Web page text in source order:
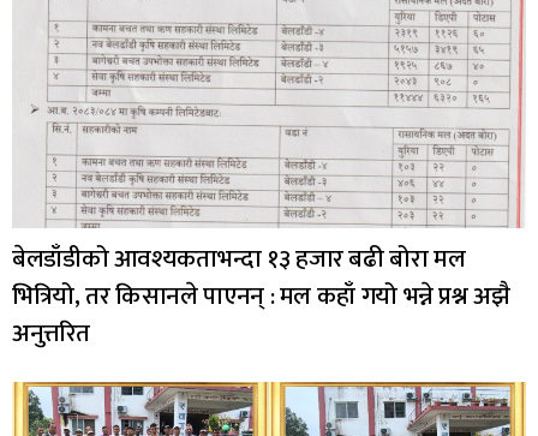
बेलडाँडीको आवश्यकताभन्दा १३ हजार बढी बोरा मल
भित्रियो, तर किसानले पाएनन् : मल कहाँ गयो भन्ने प्रश्न अझै
अनुत्तरित